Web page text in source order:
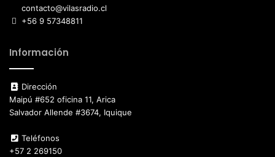
contacto@vilasradio.cl
+56 9 57348811
Información
Dirección
Maipú #652 oficina 11, Arica
Salvador Allende #3674, Iquique
Teléfonos
+57 2 269150